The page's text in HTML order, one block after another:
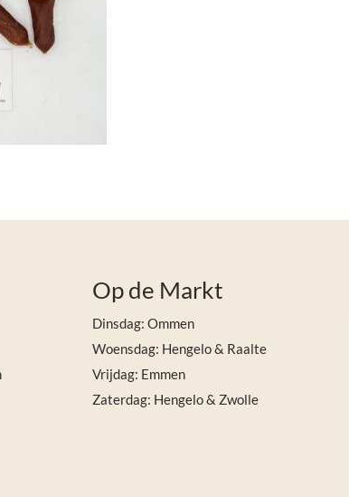
Op de Markt
Dinsdag: Ommen
Woensdag: Hengelo & Raalte
Vrijdag: Emmen
Zaterdag: Hengelo & Zwolle